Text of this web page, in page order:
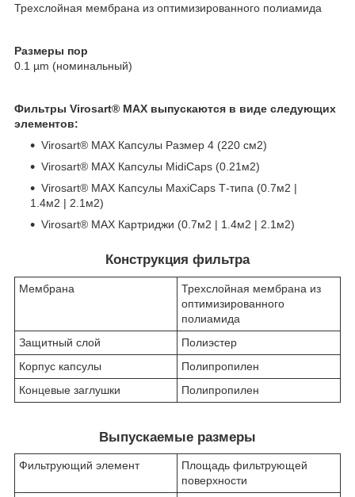
Трехслойная мембрана из оптимизированного полиамида
Размеры пор
0.1 µm (номинальный)
Фильтры Virosart® MAX выпускаются в виде следующих
элементов:
Virosart® MAX Капсулы Размер 4 (220 см2)
Virosart® MAX Капсулы MidiCaps (0.21м2)
Virosart® MAX Капсулы MaxiCaps Т-типа (0.7м2 |
1.4м2 | 2.1м2)
Virosart® MAX Картриджи (0.7м2 | 1.4м2 | 2.1м2)
Конструкция фильтра
Мембрана
Трехслойная мембрана из
оптимизированного
полиамида
Защитный слой
Полиэстер
Корпус капсулы
Полипропилен
Концевые заглушки
Полипропилен
Выпускаемые размеры
Фильтрующий элемент
Площадь фильтрующей
поверхности